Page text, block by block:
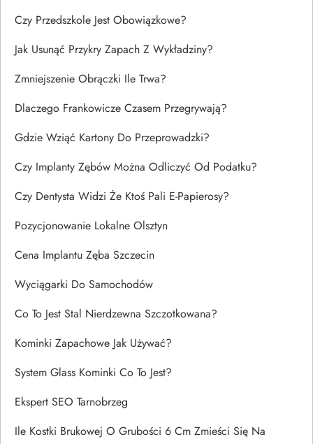
Czy Przedszkole Jest Obowiązkowe?
Jak Usunąć Przykry Zapach Z Wykładziny?
Zmniejszenie Obrączki Ile Trwa?
Dlaczego Frankowicze Czasem Przegrywają?
Gdzie Wziąć Kartony Do Przeprowadzki?
Czy Implanty Zębów Można Odliczyć Od Podatku?
Czy Dentysta Widzi Że Ktoś Pali E-Papierosy?
Pozycjonowanie Lokalne Olsztyn
Cena Implantu Zęba Szczecin
Wyciągarki Do Samochodów
Co To Jest Stal Nierdzewna Szczotkowana?
Kominki Zapachowe Jak Używać?
System Glass Kominki Co To Jest?
Ekspert SEO Tarnobrzeg
Ile Kostki Brukowej O Grubości 6 Cm Zmieści Się Na